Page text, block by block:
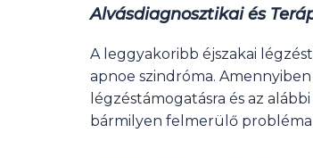
Alvásdiagnosztikai és
A leggyakoribb éjszakai
apnoe szindróma.
légzéstámogatásra és az
bármilyen felmerülő